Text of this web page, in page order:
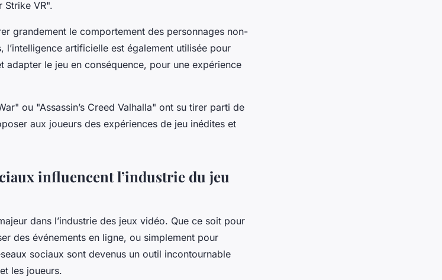
Strike VR".
grandement le comportement des personnages non-
l’intelligence artificielle est également utilisée pour
adapter le jeu en conséquence, pour une expérience
ou "Assassin’s Creed Valhalla" ont su tirer parti de
aux joueurs des expériences de jeu inédites et
influencent l’industrie du jeu
dans l’industrie des jeux vidéo. Que ce soit pour
des événements en ligne, ou simplement pour
sociaux sont devenus un outil incontournable
les joueurs.